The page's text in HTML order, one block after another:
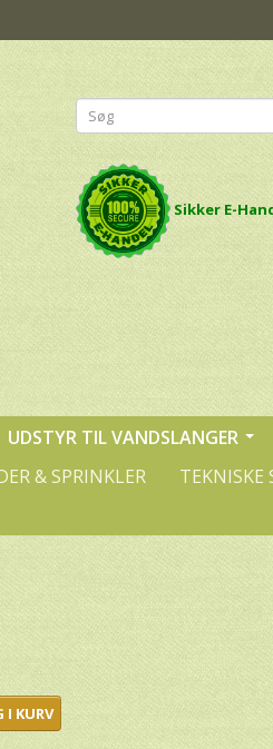
Sikker E-
UDSTYR TIL VANDSLANGER
& SPRINKLER
TEKNISKE
I KURV